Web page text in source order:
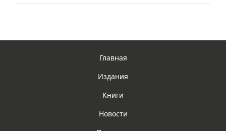
Главная
Издания
Книги
Новости